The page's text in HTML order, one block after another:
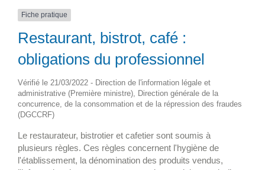
Fiche pratique
Restaurant, bistrot, café :
obligations du professionnel
Vérifié le 21/03/2022 - Direction de l'information légale et
administrative (Première ministre), Direction générale de la
concurrence, de la consommation et de la répression des fraudes
(DGCCRF)
Le restaurateur, bistrotier et cafetier sont soumis à
plusieurs règles. Ces règles concernent l'hygiène de
l'établissement, la dénomination des produits vendus,